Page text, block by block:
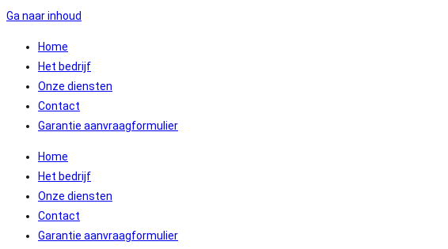
Ga naar inhoud
Home
Het bedrijf
Onze diensten
Contact
Garantie aanvraagformulier
Home
Het bedrijf
Onze diensten
Contact
Garantie aanvraagformulier